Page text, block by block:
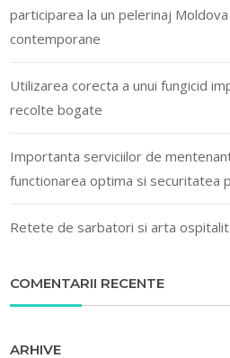
participarea la un pelerinaj
contemporane
Utilizarea corecta a unui fungicid
recolte bogate
Importanta serviciilor de
functionarea optima si securitatea
Retete de sarbatori si arta
COMENTARII RECENTE
ARHIVE